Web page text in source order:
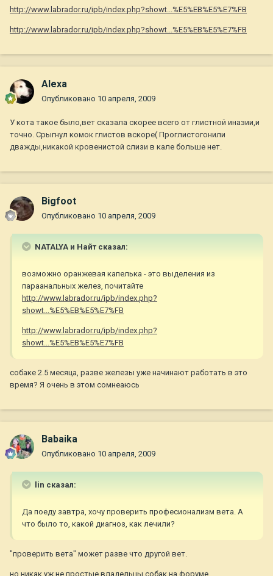
http://www.labrador.ru/ipb/index.php?showt...%E5%EB%E5%E7%FB
http://www.labrador.ru/ipb/index.php?showt...%E5%EB%E5%E7%FB
Alexa
Опубликовано 10 апреля, 2009
У кота такое было,вет сказала скорее всего от глистной иназии,и
точно. Срыгнул комок глистов вскоре( Проглистогонили
дважды,никакой кровенистой слизи в кале больше нет.
Bigfoot
Опубликовано 10 апреля, 2009
NATALYA и Найт сказал:
возможно оранжевая капелька - это выделения из
параанальных желез, почитайте
http://www.labrador.ru/ipb/index.php?
showt...%E5%EB%E5%E7%FB
http://www.labrador.ru/ipb/index.php?
showt...%E5%EB%E5%E7%FB
собаке 2.5 месяца, разве железы уже начинают работать в это
время? Я очень в этом сомнеаюсь
Babaika
Опубликовано 10 апреля, 2009
lin сказал:
Да поеду завтра, хочу проверить професионализм вета. А
что было то, какой диагноз, как лечили?
"проверить вета" может разве что другой вет.
но никак уж не простые владельцы собак на форуме....